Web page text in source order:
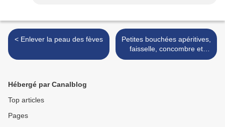
< Enlever la peau des fèves
Petites bouchées apéritives,
faisselle, concombre et
truite fumée >
Hébergé par Canalblog
Top articles
Pages